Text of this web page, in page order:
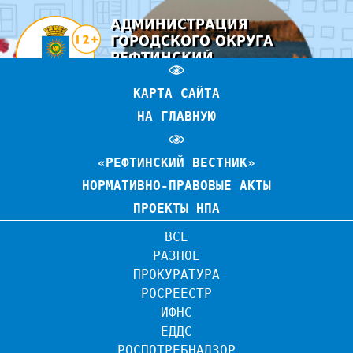
АДМИНИСТРАЦИЯ
ГОРОДСКОГО ОКРУГА
РЕФТИНСКИЙ
ОФИЦИАЛЬНЫЙ САЙТ
КАРТА САЙТА
НА ГЛАВНУЮ
«РЕФТИНСКИЙ ВЕСТНИК»
НОРМАТИВНО-ПРАВОВЫЕ АКТЫ
ПРОЕКТЫ НПА
ВСЕ
РАЗНОЕ
ПРОКУРАТУРА
РОСРЕЕСТР
ИФНС
ЕДДС